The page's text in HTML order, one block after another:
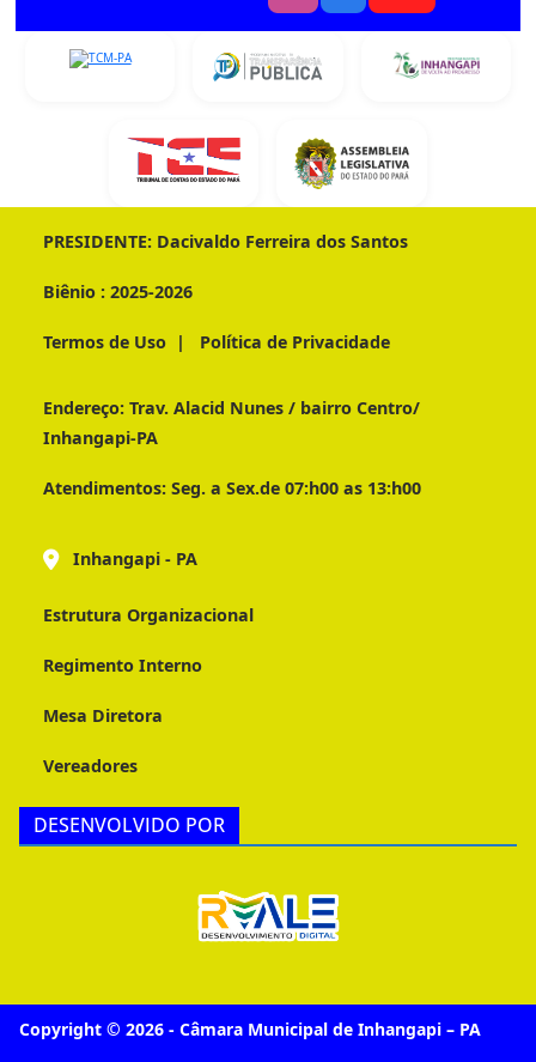
PRESIDENTE: Dacivaldo Ferreira dos Santos
Biênio : 2025-2026
Termos de Uso | Política de Privacidade
Endereço: Trav. Alacid Nunes / bairro Centro/
Inhangapi-PA
Atendimentos: Seg. a Sex.de 07:h00 as 13:h00
Inhangapi - PA
Estrutura Organizacional
Regimento Interno
Mesa Diretora
Vereadores
DESENVOLVIDO POR
Copyright © 2026 - Câmara Municipal de Inhangapi – PA